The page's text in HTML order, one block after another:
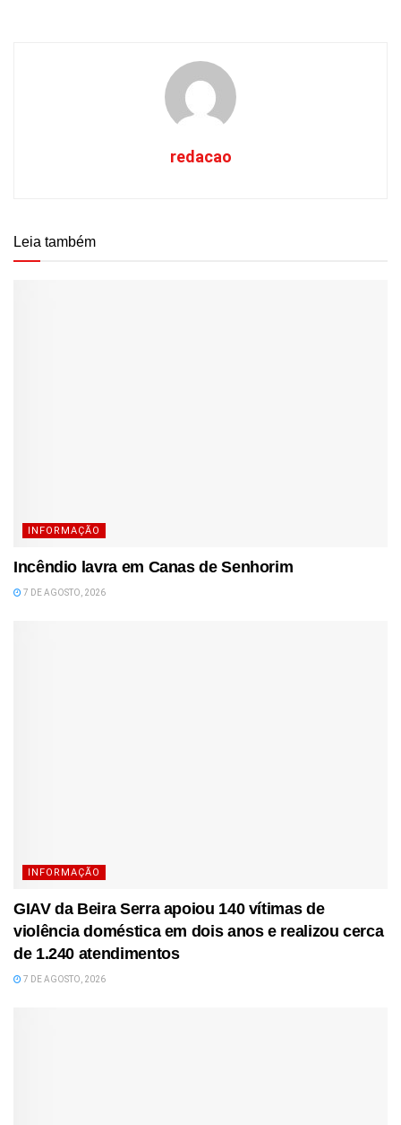
redacao
Leia também
INFORMAÇÃO
Incêndio lavra em Canas de Senhorim
7 DE AGOSTO, 2026
INFORMAÇÃO
GIAV da Beira Serra apoiou 140 vítimas de
violência doméstica em dois anos e realizou cerca
de 1.240 atendimentos
7 DE AGOSTO, 2026